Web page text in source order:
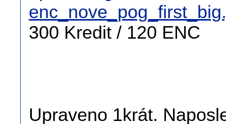
300 Kredit / 120 ENC
Upraveno 1krát.